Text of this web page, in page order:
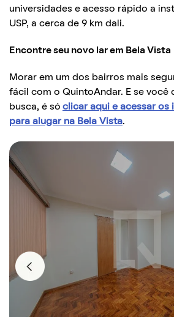
universidades e acesso rápido a
USP, a cerca de 9 km dali.
Encontre seu novo lar em Bela Vista
Morar em um dos bairros mais
fácil com o QuintoAndar. E se você
busca, é só clicar aqui e acessar os
para alugar na Bela Vista.